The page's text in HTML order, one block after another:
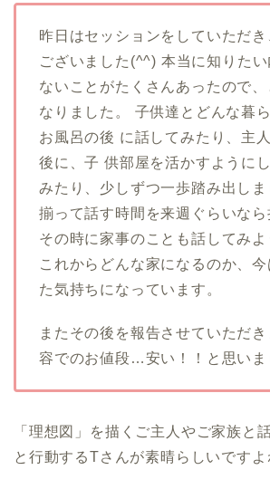
昨日はセッションをしていただき
ございました(^^) 本当に知りたい
ないことがたくさんあったので
なりました。 子供達とどんな暮
お風呂の後 に話してみたり、主
後に、子 供部屋を活かすように
みたり、少しずつ一歩踏み出し
揃って話す時間を来週ぐらいなら
その時に家事のことも話してみ
これからどんな家になるのか、
た気持ちになっています。
またその後を報告させていただ
容でのお値段…安い！！と思いま
「理想図」を描くご主人やご家族と
と行動するTさんが素晴らしいですよ